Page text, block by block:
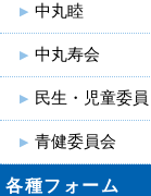
中丸睦
中丸寿会
民生・児童委員
青健委員会
各種フォーム